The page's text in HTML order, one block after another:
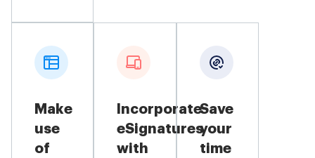
Make
use
of
Incorporate
eSignatures
with
Save
your
time